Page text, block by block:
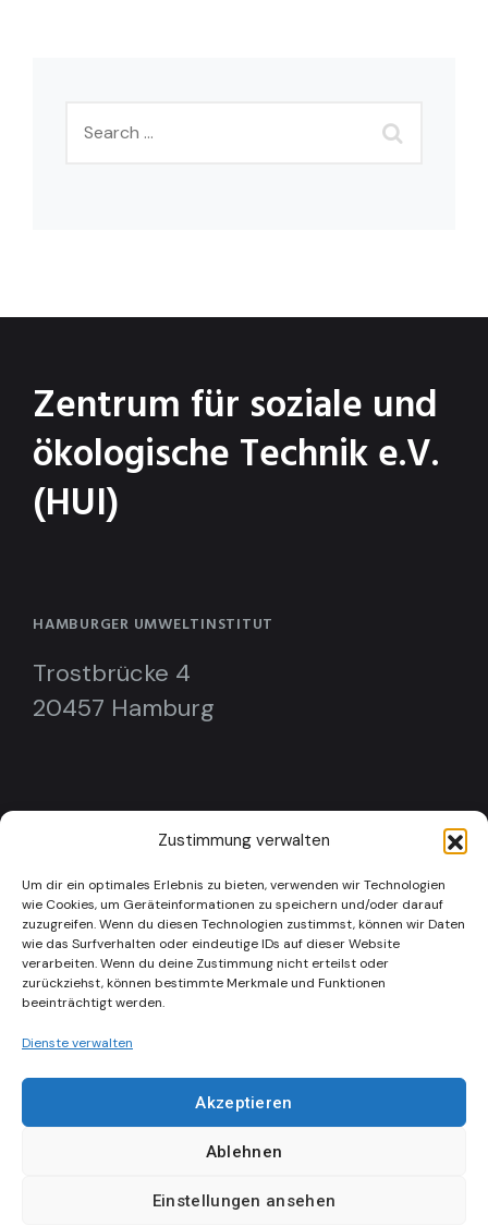
Zustimmung verwalten
Um dir ein optimales Erlebnis zu bieten, verwenden wir Technologien
wie Cookies, um Geräteinformationen zu speichern und/oder darauf
zuzugreifen. Wenn du diesen Technologien zustimmst, können wir Daten
wie das Surfverhalten oder eindeutige IDs auf dieser Website
verarbeiten. Wenn du deine Zustimmung nicht erteilst oder
zurückziehst, können bestimmte Merkmale und Funktionen
beeinträchtigt werden.
Dienste verwalten
Akzeptieren
Ablehnen
Einstellungen ansehen
Zentrum für soziale und
ökologische Technik e.V.
(HUI)
HAMBURGER UMWELTINSTITUT
Trostbrücke 4
20457 Hamburg
KONTAKTIER UNS:
hui@hamburger-umweltinst.org
SPENDEN
Hier
, All Rights
Datenschutzerklärung